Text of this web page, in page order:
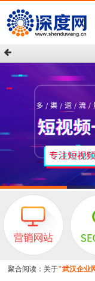
聚合阅读：关于"武汉企业